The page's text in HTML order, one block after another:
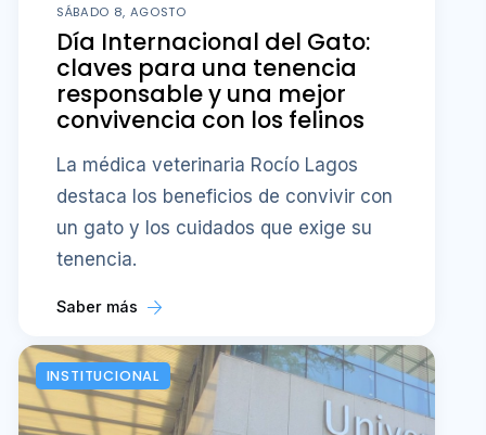
SÁBADO 8, AGOSTO
Día Internacional del Gato:
claves para una tenencia
responsable y una mejor
convivencia con los felinos
La médica veterinaria Rocío Lagos
destaca los beneficios de convivir con
un gato y los cuidados que exige su
tenencia.
Saber más
INSTITUCIONAL